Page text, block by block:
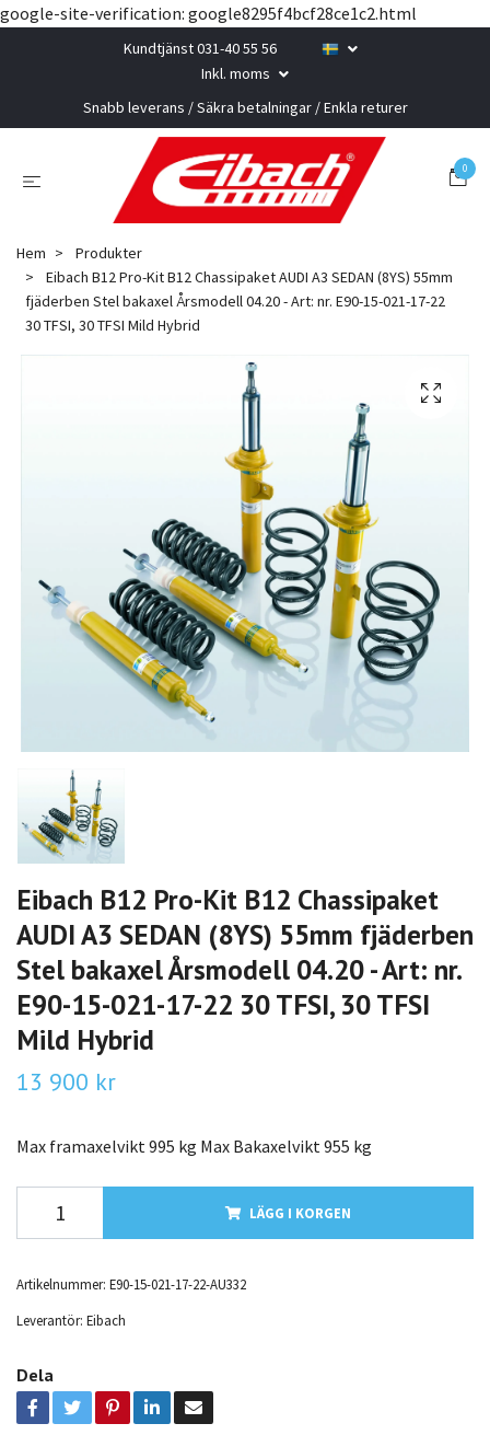
google-site-verification: google8295f4bcf28ce1c2.html
Kundtjänst 031-40 55 56
Inkl. moms
Snabb leverans / Säkra betalningar / Enkla returer
0
Hem
Produkter
Eibach B12 Pro-Kit B12 Chassipaket AUDI A3 SEDAN (8YS) 55mm
fjäderben Stel bakaxel Årsmodell 04.20 - Art: nr. E90-15-021-17-22
30 TFSI, 30 TFSI Mild Hybrid
Eibach B12 Pro-Kit B12 Chassipaket
AUDI A3 SEDAN (8YS) 55mm fjäderben
Stel bakaxel Årsmodell 04.20 - Art: nr.
E90-15-021-17-22 30 TFSI, 30 TFSI
Mild Hybrid
13 900 kr
Max framaxelvikt 995 kg Max Bakaxelvikt 955 kg
LÄGG I KORGEN
Artikelnummer: E90-15-021-17-22-AU332
Leverantör: Eibach
Dela